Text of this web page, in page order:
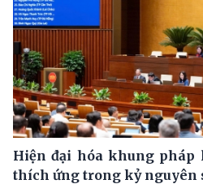
Hiện đại hóa khung pháp
thích ứng trong kỷ nguyên